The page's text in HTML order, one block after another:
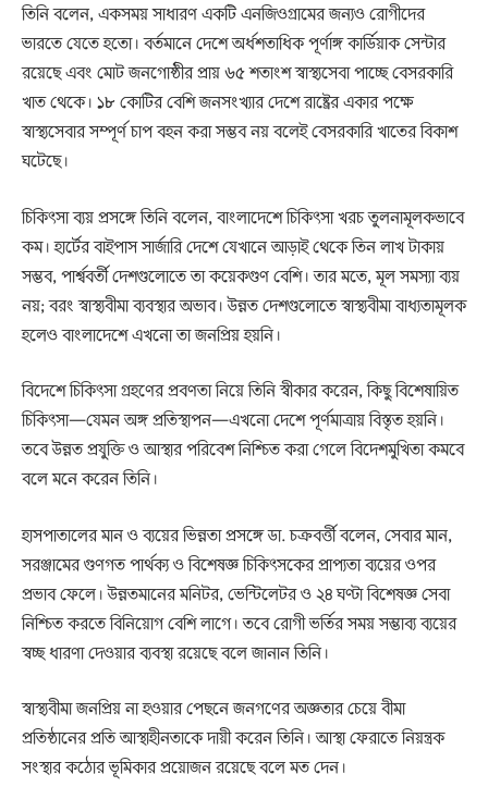
তিনি বলেন, একসময় সাধারণ একটি এনজিওগ্রামের জন্যও রোগীদের
ভারতে যেতে হতো। বর্তমানে দেশে অর্ধশতাধিক পূর্ণাঙ্গ কার্ডিয়াক সেন্টার
রয়েছে এবং মোট জনগোষ্ঠীর প্রায় ৬৫ শতাংশ স্বাস্থ্যসেবা পাচ্ছে বেসরকারি
খাত থেকে। ১৮ কোটির বেশি জনসংখ্যার দেশে রাষ্ট্রের একার পক্ষে
স্বাস্থ্যসেবার সম্পূর্ণ চাপ বহন করা সম্ভব নয় বলেই বেসরকারি খাতের বিকাশ
ঘটেছে।
চিকিৎসা ব্যয় প্রসঙ্গে তিনি বলেন, বাংলাদেশে চিকিৎসা খরচ তুলনামূলকভাবে
কম। হার্টের বাইপাস সার্জারি দেশে যেখানে আড়াই থেকে তিন লাখ টাকায়
সম্ভব, পার্শ্ববর্তী দেশগুলোতে তা কয়েকগুণ বেশি। তার মতে, মূল সমস্যা ব্যয়
নয়; বরং স্বাস্থ্যবীমা ব্যবস্থার অভাব। উন্নত দেশগুলোতে স্বাস্থ্যবীমা বাধ্যতামূলক
হলেও বাংলাদেশে এখনো তা জনপ্রিয় হয়নি।
বিদেশে চিকিৎসা গ্রহণের প্রবণতা নিয়ে তিনি স্বীকার করেন, কিছু বিশেষায়িত
চিকিৎসা—যেমন অঙ্গ প্রতিস্থাপন—এখনো দেশে পূর্ণমাত্রায় বিস্তৃত হয়নি।
তবে উন্নত প্রযুক্তি ও আস্থার পরিবেশ নিশ্চিত করা গেলে বিদেশমুখিতা কমবে
বলে মনে করেন তিনি।
হাসপাতালের মান ও ব্যয়ের ভিন্নতা প্রসঙ্গে ডা. চক্রবর্ত্তী বলেন, সেবার মান,
সরঞ্জামের গুণগত পার্থক্য ও বিশেষজ্ঞ চিকিৎসকের প্রাপ্যতা ব্যয়ের ওপর
প্রভাব ফেলে। উন্নতমানের মনিটর, ভেন্টিলেটর ও ২৪ ঘণ্টা বিশেষজ্ঞ সেবা
নিশ্চিত করতে বিনিয়োগ বেশি লাগে। তবে রোগী ভর্তির সময় সম্ভাব্য ব্যয়ের
স্বচ্ছ ধারণা দেওয়ার ব্যবস্থা রয়েছে বলে জানান তিনি।
স্বাস্থ্যবীমা জনপ্রিয় না হওয়ার পেছনে জনগণের অজ্ঞতার চেয়ে বীমা
প্রতিষ্ঠানের প্রতি আস্থাহীনতাকে দায়ী করেন তিনি। আস্থা ফেরাতে নিয়ন্ত্রক
সংস্থার কঠোর ভূমিকার প্রয়োজন রয়েছে বলে মত দেন।